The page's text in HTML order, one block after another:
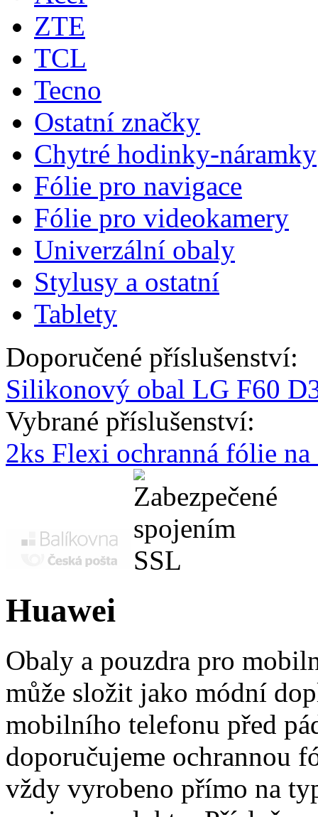
ZTE
TCL
Tecno
Ostatní značky
Chytré hodinky-náramky
Fólie pro navigace
Fólie pro videokamery
Univerzální obaly
Stylusy a ostatní
Tablety
Doporučené příslušenství:
Silikonový obal LG F60
Vybrané příslušenství:
2ks Flexi ochranná fólie
Huawei
Obaly a pouzdra pro
může složit jako módní
mobilního telefonu před
doporučujeme ochrannou
vždy vyrobeno přímo na